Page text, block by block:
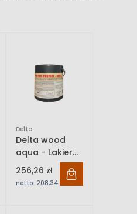
Delta
Delta wood
aqua - Lakier
ogniochronny
do drewna 2,5 L
256,26 zł
netto: 208,34 zł